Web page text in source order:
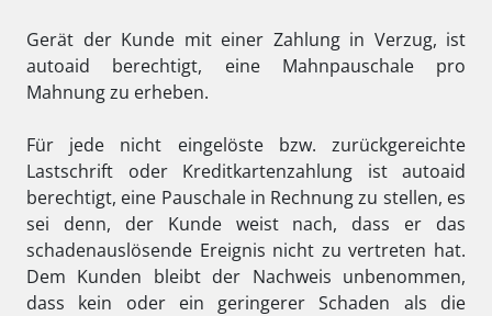
Gerät der Kunde mit einer Zahlung in Verzug, ist
autoaid berechtigt, eine Mahnpauschale pro
Mahnung zu erheben.
Für jede nicht eingelöste bzw. zurückgereichte
Lastschrift oder Kreditkartenzahlung ist autoaid
berechtigt, eine Pauschale in Rechnung zu stellen, es
sei denn, der Kunde weist nach, dass er das
schadenauslösende Ereignis nicht zu vertreten hat.
Dem Kunden bleibt der Nachweis unbenommen,
dass kein oder ein geringerer Schaden als die